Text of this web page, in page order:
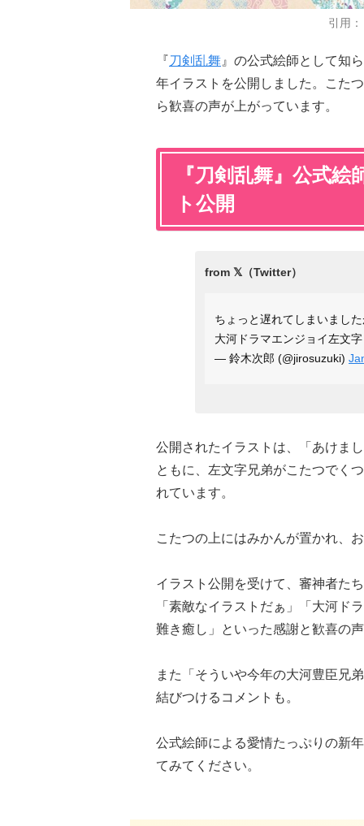
引用
『刀剣乱舞 』の公式絵師として知
年イラストを公開しました。こた
ら歓喜の声が上がっています。
『刀剣乱舞』公式
ト公開
ちょっと遅れてしまいまし
大河ドラマエンジョイ左文
— 鈴木次郎 (@jirosuzuki)
公開されたイラストは、「あけま
ともに、左文字兄弟がこたつでく
れています。
こたつの上にはみかんが置かれ、
イラスト公開を受けて、審神者た
「素敵なイラストだぁ」「大河
難き癒し」といった感謝と歓喜の
また「そういや今年の大河豊臣兄
結びつけるコメントも。
公式絵師による愛情たっぷりの新
てみてください。